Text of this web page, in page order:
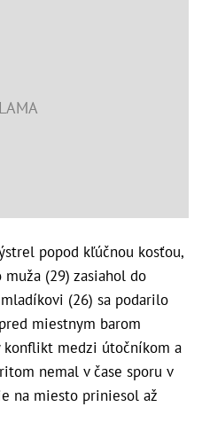
popod kľúčnou kosťou,
(29) zasiahol do
(26) sa podarilo
miestnym barom
konflikt medzi útočníkom a
nemal v čase sporu v
na miesto priniesol až